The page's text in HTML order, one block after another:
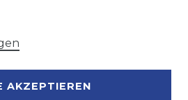
AKZEPTIEREN